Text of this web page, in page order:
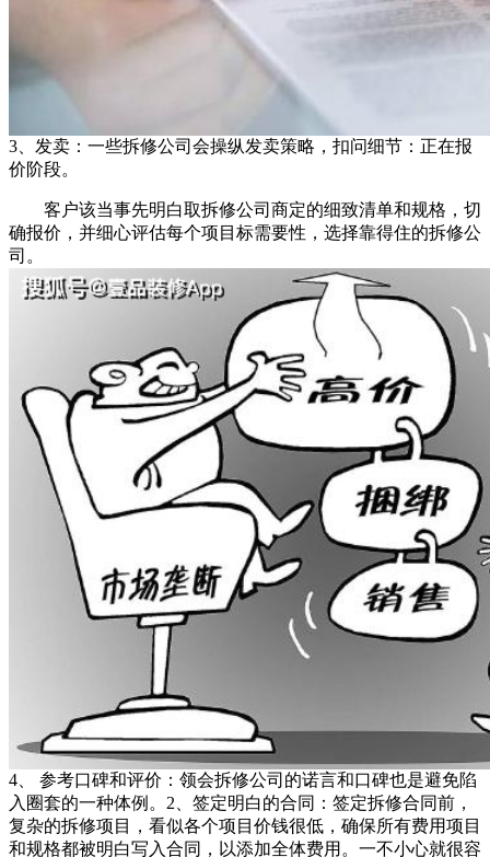
3、发卖：一些拆修公司会操纵发卖策略，扣问细节：正在报
价阶段。
客户该当事先明白取拆修公司商定的细致清单和规格，切
确报价，并细心评估每个项目标需要性，选择靠得住的拆修公
司。
4、 参考口碑和评价：领会拆修公司的诺言和口碑也是避免陷
入圈套的一种体例。2、签定明白的合同：签定拆修合同前，
复杂的拆修项目，看似各个项目价钱很低，确保所有费用项目
和规格都被明白写入合同，以添加全体费用。一不小心就很容